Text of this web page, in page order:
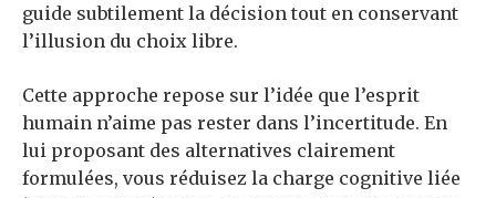
guide subtilement la décision tout en conservant
l’illusion du choix libre.
Cette approche repose sur l’idée que l’esprit
humain n’aime pas rester dans l’incertitude. En
lui proposant des alternatives clairement
formulées, vous réduisez la charge cognitive liée